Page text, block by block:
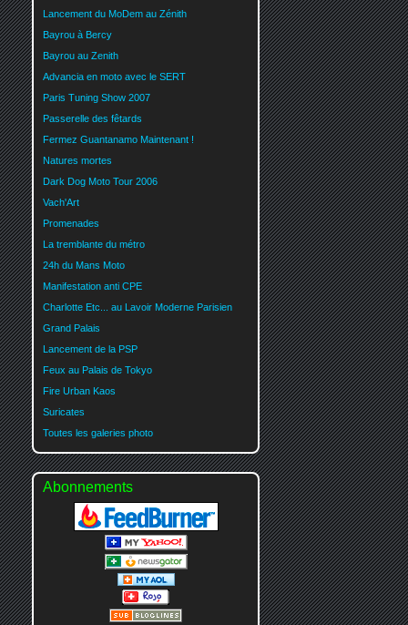
Lancement du MoDem au Zénith
Bayrou à Bercy
Bayrou au Zenith
Advancia en moto avec le SERT
Paris Tuning Show 2007
Passerelle des fêtards
Fermez Guantanamo Maintenant !
Natures mortes
Dark Dog Moto Tour 2006
Vach'Art
Promenades
La tremblante du métro
24h du Mans Moto
Manifestation anti CPE
Charlotte Etc... au Lavoir Moderne Parisien
Grand Palais
Lancement de la PSP
Feux au Palais de Tokyo
Fire Urban Kaos
Suricates
Toutes les galeries photo
Abonnements